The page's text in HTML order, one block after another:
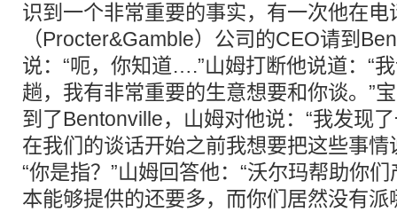
识到一个非常重要的事实，有一次他在电
（Procter&Gamble）公司的CEO请到
说：“呃，你知道….”山姆打断他说道：“
趟，我有非常重要的生意想要和你谈。”
到了Bentonville，山姆对他说：“我发现
在我们的谈话开始之前我想要把这些事情
“你是指？”山姆回答他：“沃尔玛帮助你
本能够提供的还要多，而你们居然没有派